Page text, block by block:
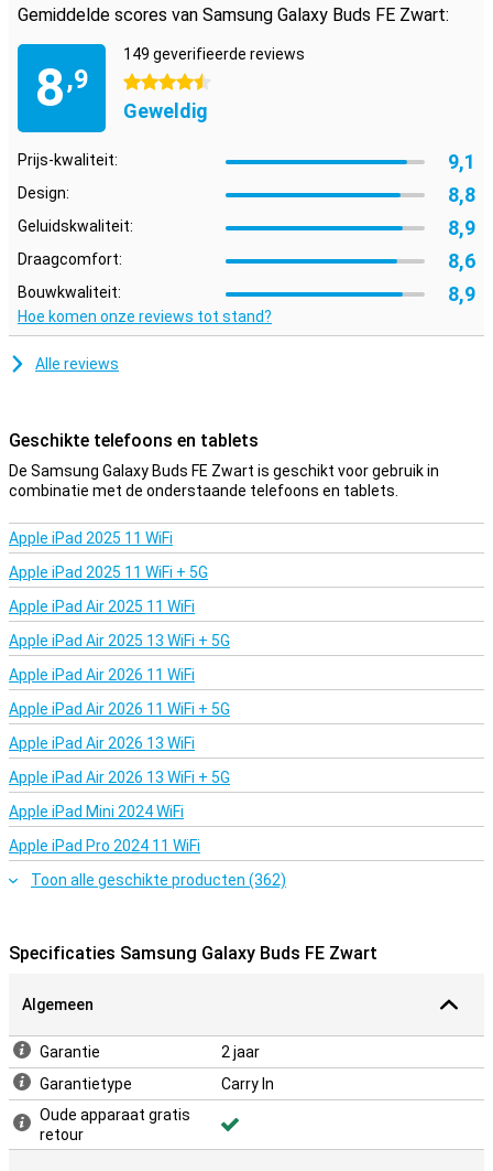
Als jij op zoek bent naar een nieuw setje oordopjes waarmee je
handsfree kan bellen, is de Samsung Galaxy Buds FE Zwart iets
voor jou. Samsung heeft een microfoon ingebouwd waarmee je
goed verstaanbaar bent tijdens een telefoongesprek.
Gemiddelde scores van Samsung Galaxy Buds FE Zwart:
8,9
149 geverifieerde reviews
4.5 sterren
Geweldig
Prijs-kwaliteit: 9,1
Design: 8,8
Geluidskwaliteit: 8,9
Draagcomfort: 8,6
Bouwkwaliteit: 8,9
Hoe komen onze reviews tot stand?
Alle reviews
Geschikte telefoons en tablets
De Samsung Galaxy Buds FE Zwart is geschikt voor gebruik in
combinatie met de onderstaande telefoons en tablets.
Apple iPad 2025 11 WiFi
Apple iPad 2025 11 WiFi + 5G
Apple iPad Air 2025 11 WiFi
Apple iPad Air 2025 13 WiFi + 5G
Apple iPad Air 2026 11 WiFi
Apple iPad Air 2026 11 WiFi + 5G
Apple iPad Air 2026 13 WiFi
Apple iPad Air 2026 13 WiFi + 5G
Apple iPad Mini 2024 WiFi
Apple iPad Pro 2024 11 WiFi
Toon alle geschikte producten (362)
Specificaties Samsung Galaxy Buds FE Zwart
Algemeen
Garantie
2 jaar
Garantietype
Carry In
Oude apparaat gratis
retour